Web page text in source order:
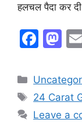
हलचल पैदा कर
F
c
e
b
M
st
o
d
Tags
24 Carat
Leave a